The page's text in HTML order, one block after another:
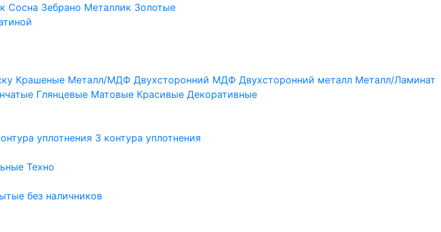
Сосна Зебрано Металлик Золотые
Крашеные Металл/МДФ Двухсторонний МДФ Двухсторонний металл Металл/Ламинат
Глянцевые Матовые Красивые Декоративные
уплотнения 3 контура уплотнения
Техно
без наличников